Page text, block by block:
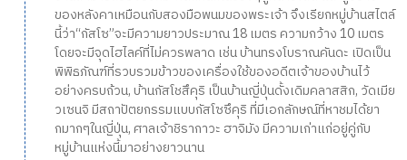
ของหลังคาเหมือนกับสองมือพนมของพระเจ้า จึงเรียกหมู่บ้านสไตล์
นี้ว่า“กัสโซ”จะมีความยาวประมาณ 18 เมตร ความกว้าง 10 เมตร
โดยจะมีจุดไฮไลค์ที่ไม่ควรพลาด เช่น บ้านทรงโบราณคันดะ เปิดเป็น
พิพิธภัณฑ์ที่รวบรวมข้าวของเครื่องใช้ของอดีตเจ้าของบ้านไว้
อย่างครบถ้วน, บ้านกัสโชสึคุริ เป็นบ้านญี่ปุ่นดั้งเดิมคลาสสิก, วัดเมีย
วเซนจิ มีสถาปัตยกรรมแบบกัสโซซึคุริ ที่มีเอกลักษณ์ที่หาชมได้ยา
กมากๆในญี่ปุ่น, ศาลเจ้าชิรากาวะ ฮาจิมัง มีความเก่าแก่อยู่คู่กับ
หมู่บ้านแห่งนี้มาอย่างยาวนาน